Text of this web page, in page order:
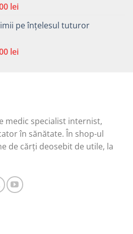
lei.
lei.
leiPrețul
este:
pe înțelesul tuturor
leiPrețul
medic specialist internist,
în sănătate. În shop-ul
de cărți deosebit de utile, la